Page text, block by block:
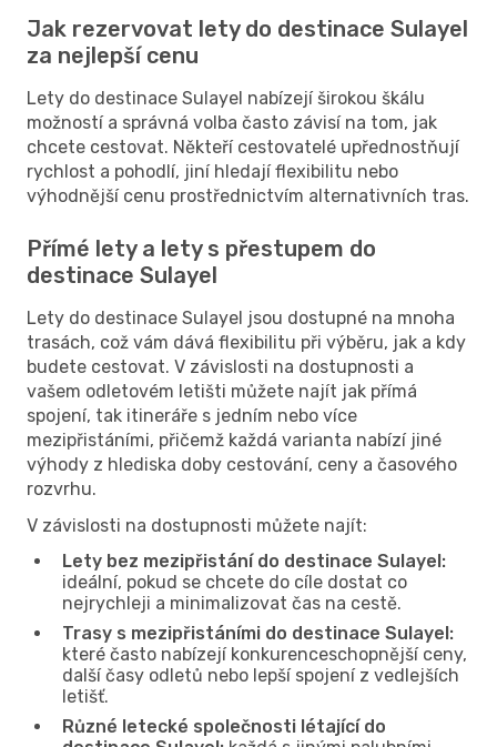
Jak rezervovat lety do destinace Sulayel
za nejlepší cenu
Lety do destinace Sulayel nabízejí širokou škálu
možností a správná volba často závisí na tom, jak
chcete cestovat. Někteří cestovatelé upřednostňují
rychlost a pohodlí, jiní hledají flexibilitu nebo
výhodnější cenu prostřednictvím alternativních tras.
Přímé lety a lety s přestupem do
destinace Sulayel
Lety do destinace Sulayel jsou dostupné na mnoha
trasách, což vám dává flexibilitu při výběru, jak a kdy
budete cestovat. V závislosti na dostupnosti a
vašem odletovém letišti můžete najít jak přímá
spojení, tak itineráře s jedním nebo více
mezipřistáními, přičemž každá varianta nabízí jiné
výhody z hlediska doby cestování, ceny a časového
rozvrhu.
V závislosti na dostupnosti můžete najít:
Lety bez mezipřistání do destinace Sulayel:
ideální, pokud se chcete do cíle dostat co
nejrychleji a minimalizovat čas na cestě.
Trasy s mezipřistáními do destinace Sulayel:
které často nabízejí konkurenceschopnější ceny,
další časy odletů nebo lepší spojení z vedlejších
letišť.
Různé letecké společnosti létající do